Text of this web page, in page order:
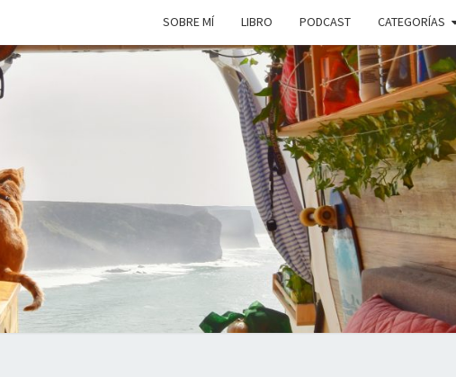
SOBRE MÍ LIBRO PODCAST CATEGORÍAS
SIMPLE
Viviendo
En Un
Camión
Camper
Por